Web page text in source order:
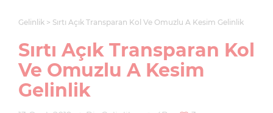
Gelinlik Sırtı Açık Transparan Kol Ve Omuzlu A Kesim Gelinlik
Sırtı Açık Transparan Kol
Ve Omuzlu A Kesim
Gelinlik